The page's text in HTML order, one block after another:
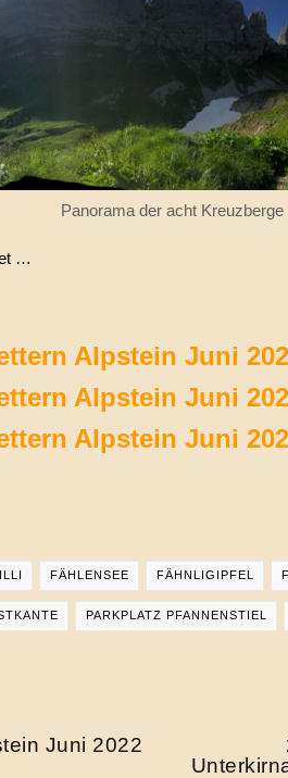
Panorama der acht Kreuzberge
…
Alpstein Juni
Alpstein Juni
Alpstein Juni
FÄHLENSEE FÄHNLIGIPFEL
PARKPLATZ PFANNENSTIEL
Juni 2022